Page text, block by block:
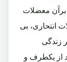
برآن معضلات
انتحاری، بی
زندگی
از یکطرف و